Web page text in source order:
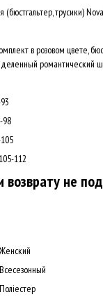
трусики)
в розовом цвете,
романтический
98
112
возврату не
Женский
Всесезонный
Поліестер